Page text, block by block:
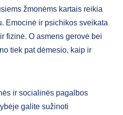
žmonėms kartais reikia
Emocinė ir psichikos sveikata
fizinė. O asmens gerovė bei
tiek pat dėmesio, kaip ir
ir socialinės pagalbos
galite sužinoti